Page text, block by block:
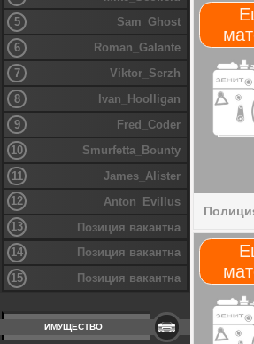
5
Sam_Ghost
6
Roman_Galante
7
Viktor_Serzh
8
Ivan_Hoolligan
9
Fred_Coder
10
Smurfetta_Bounty
11
James_Alister
12
Anton_Evillus
13
Позиция вакантна
14
Позиция вакантна
15
Позиция вакантна
ИМУЩЕСТВО